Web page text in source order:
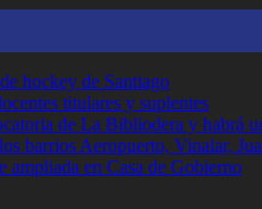
hockey de Santiago
titulares y suplentes
de La Bibliodera y habrá
barrios Aeropuerto, Vinalar,
ampliada en Casa de Gobierno